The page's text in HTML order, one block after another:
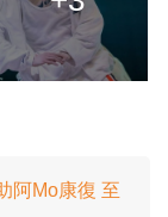
阿Mo康復 至